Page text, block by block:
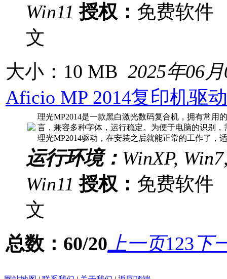
Win11 授权： 免费软
文
大小：10 MB 2025年06
Aficio MP 2014复印机驱
理光MP2014是一款黑白激光数码复合机，拥有常用
言，兼容多种字体，运行稳定。为便于电脑的识别
理光MP2014驱动，在安装之后就能正常的工作了，
运行环境： WinXP,
Win11 授权： 免费软
文
总数：60/20 上一页123下